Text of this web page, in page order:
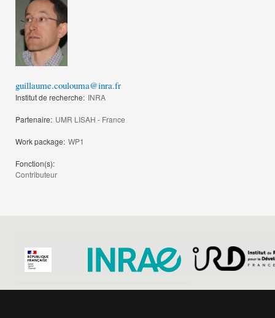
guillaume.coulouma@inra.fr
Institut de recherche: INRA
Partenaire: UMR LISAH - France
Work package: WP1
Fonction(s):
Contributeur